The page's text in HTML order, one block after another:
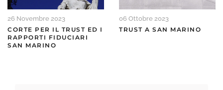
26 Novembre 2023
CORTE PER IL TRUST ED I
RAPPORTI FIDUCIARI
SAN MARINO
06 Ottobre 2023
TRUST A SAN MARINO